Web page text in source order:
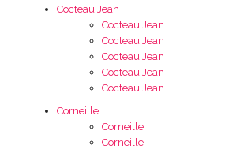
Cocteau Jean
Cocteau Jean
Cocteau Jean
Cocteau Jean
Cocteau Jean
Cocteau Jean
Corneille
Corneille
Corneille